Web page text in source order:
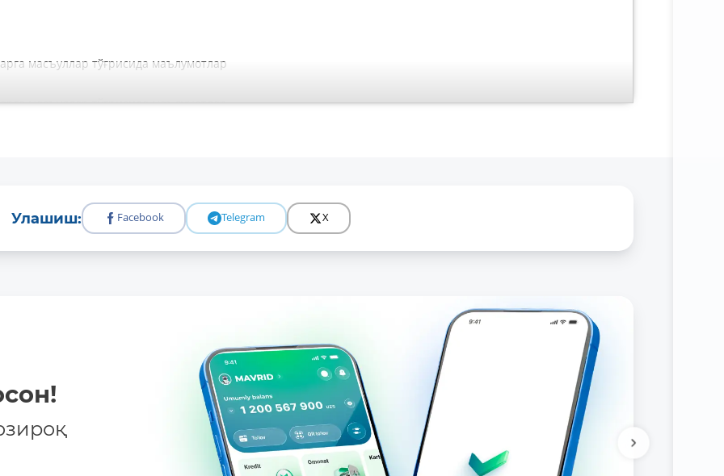
масъуллар тўғрисида маълумотлар
масъуллар тўғрисида маълумотлар
5.-Bankomat-_829_.xlsx
5.-Bankomat-_829_.xlsx
Улашиш: Facebook Telegram X